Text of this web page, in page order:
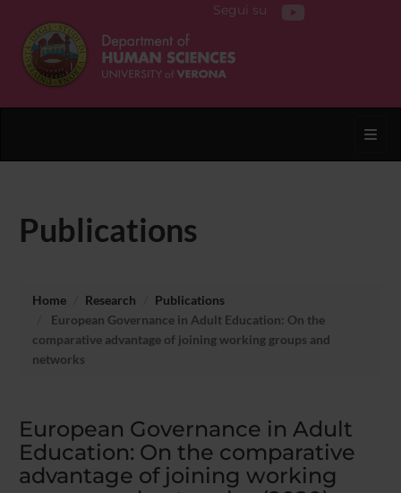
Segui su
Publications
Home Research
Publications
European Governance in Adult Education: On the
comparative advantage of joining working groups and
networks
European Governance in Adult
Education: On the comparative
advantage of joining working